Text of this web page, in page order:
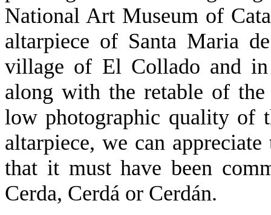
National Art Museum of
altarpiece of Santa Maria
village of El Collado and
along with the retable of
low photographic quality of
altarpiece, we can
that it must have been
Cerda, Cerdá or Cerdán.